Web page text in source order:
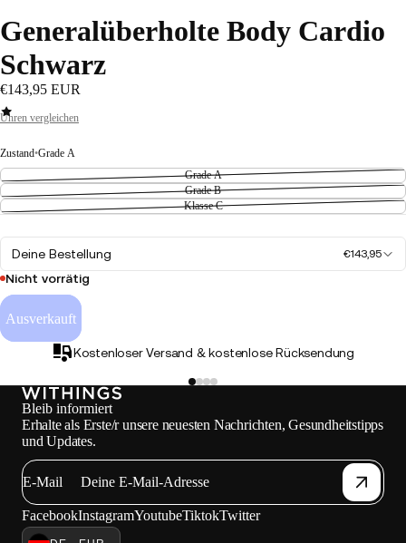
Generalüberholte Body Cardio
Schwarz
€143,95 EUR
Uhren vergleichen
Zustand•Grade A
Grade A
Grade B
Klasse C
Deine Bestellung €143,95
Nicht vorrätig
Ausverkauft
Kostenloser Versand & kostenlose Rücksendung
Bleib informiert
Erhalte als Erste/r unsere neuesten Nachrichten, Gesundheitstipps
und Updates.
E-Mail
FacebookInstagramYoutubeTiktokTwitter